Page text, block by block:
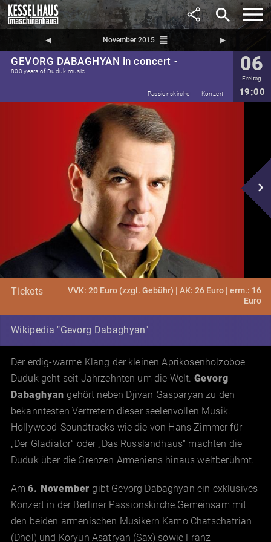
search
◀︎ November 2015 reorder ▶︎
GEVORG DABAGHYAN in concert -
800 years of Duduk music 06
Freitag
19:00
Passionskirche Konzert
navigate_next
Tickets
VVK: 20 Euro (zzgl. Gebühr) | AK: 26 Euro | erm.: 16
Euro
Wikipedia "Gevorg Dabaghyan"
Der erdig-warme Klang der kleinen Aprikosenholzoboe
Duduk geht seit Jahrzehnten um die Welt. Gevorg
Dabaghyan gehört neben Djivan Gasparyan zu den
bekanntesten Vertretern dieser seelenvollen Musik.
Hollywood-Soundtracks wie die von Hans Zimmer für
„Der Gladiator“ oder „Das Russlandhaus“ machten die
Duduk über die Grenzen Armeniens hinaus weltberühmt.
Am6. November gibt Gevorg Dabaghyan ein exklusives
Konzert in der Berliner Passionskirche.Gemeinsam mit
den beiden armenischen Musikern Kamo Chatschatrian
(Dhol) und Koryun Asatryan (Sax) sowie Franz